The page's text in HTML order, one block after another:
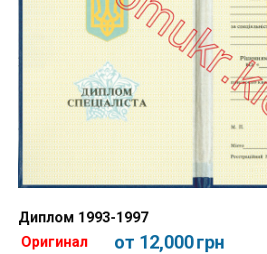
Диплом 1993-1997
Оригинал
от 12,000грн